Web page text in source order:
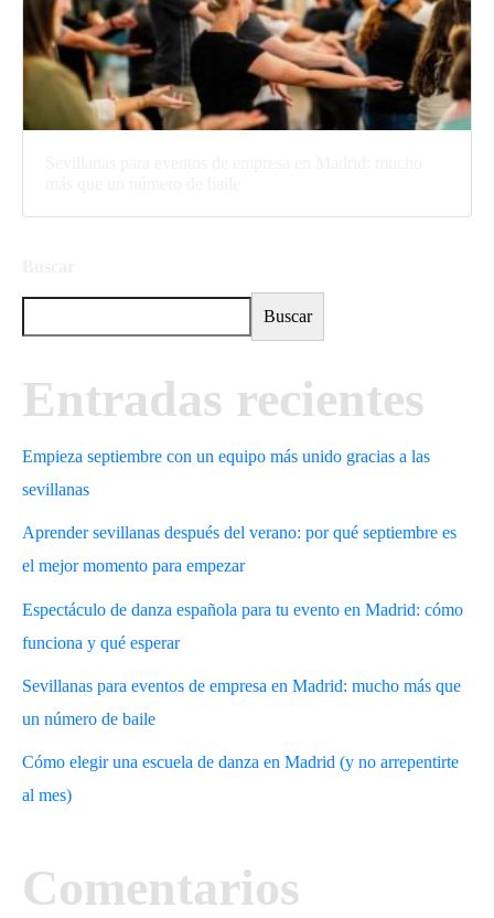
Buscar
Entradas recientes
Empieza septiembre con un equipo más unido gracias a las
sevillanas
Aprender sevillanas después del verano: por qué septiembre es
el mejor momento para empezar
Espectáculo de danza española para tu evento en Madrid: cómo
funciona y qué esperar
Sevillanas para eventos de empresa en Madrid: mucho más que
un número de baile
Cómo elegir una escuela de danza en Madrid (y no arrepentirte
al mes)
Comentarios